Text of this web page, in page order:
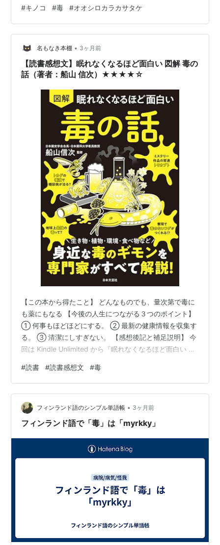
#キノコ #毒 #オオシロカラカサタケ
名もなき本棚 • 3ヶ月前
【読書感想文】眠れなくなるほど面白い 図解 毒の
話（著者：船山 信次）★★★★☆
【この本から得たこと】 どんなものでも、量次第で毒に
も薬にもなる 【今後の人生につながる３つのポイント】
① 何事もほどほどにする。 ② 最新の健康情報を収集す
る。 ③ 清潔にしすぎない。 【感想後記と補足説明】 今
回は Kindle Unlimited から『眠れなくなるほど面白い 図
ったせいか、オススメがそのシリーズだらけ。 その中で
も一番目立つ表紙がこれだった。 （読書感想文カテゴリ
ーでは他にもいろんな本をご紹介！） 眠れなくなるほど
面白い 図解 毒の話 日本文芸社 Amazon ほー、なるほ
ど、非常に興味深い。 本書は『そもそも毒と…
#読書 #読書感想文 #毒
フィンランド語のシンプル単語帳 • 3ヶ月前
フィンランド語で「毒」は「myrkky」